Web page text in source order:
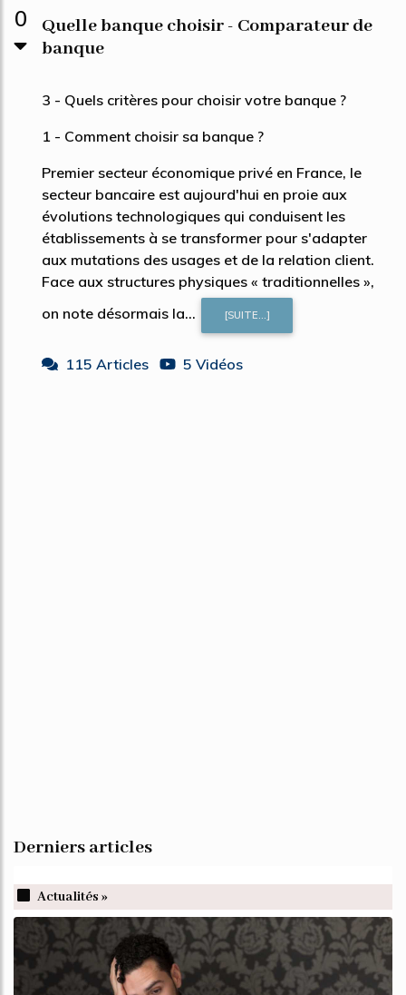
0
Quelle banque choisir - Comparateur de
banque
3 - Quels critères pour choisir votre banque ?
1 - Comment choisir sa banque ?
Premier secteur économique privé en France, le
secteur bancaire est aujourd'hui en proie aux
évolutions technologiques qui conduisent les
établissements à se transformer pour s'adapter
aux mutations des usages et de la relation client.
Face aux structures physiques « traditionnelles »,
on note désormais la...
[SUITE...]
115 Articles 5 Vidéos
Derniers articles
Actualités »